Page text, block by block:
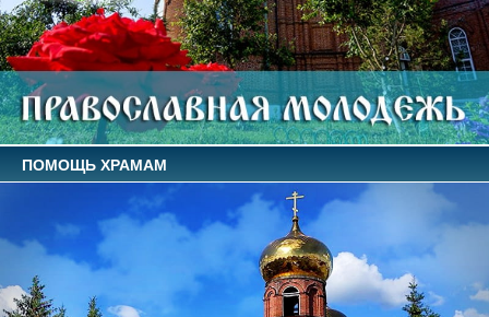
ПОМОЩЬ ХРАМАМ